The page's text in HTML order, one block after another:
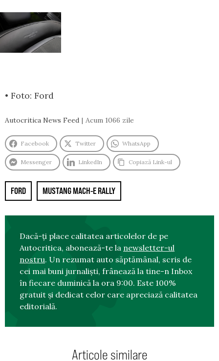
• Foto: Ford
Autocritica News Feed Acum 1066 zile
Facebook Twitter WhatsApp
Messenger LinkedIn Copiază Link-ul
FORD MUSTANG MACH-E RALLY
Dacă-ți place calitatea articolelor de pe
Autocritica, abonează-te la newsletter-ul
nostru. Un rezumat auto săptămânal, scris de
cei mai buni jurnaliști, frânează la tine-n Inbox
în fiecare duminică la ora 9:00. Este 100%
gratuit și dedicat celor care apreciază calitatea
editorială.
Articole similare